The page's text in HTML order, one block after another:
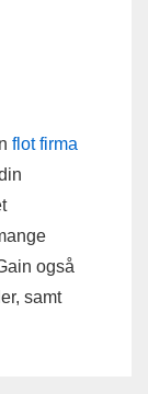
flot firma
også
samt